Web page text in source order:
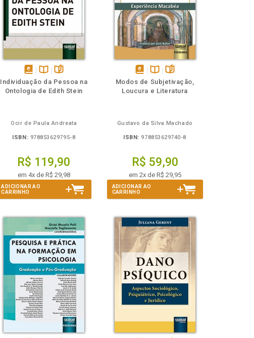
disponível
em
Disponível
na
páginas
Individuação da Pessoa na
Ontologia de Edith Stein
Ocir de Paula Andreata
ISBN: 978853629795-8
R$ 119,90
em 4x de R$ 29,98
ADICIONAR AO
CARRINHO
disponível
em
Disponível
na
páginas
Modos de Subjetivação,
Loucura e Literatura
Gustavo da Silva Machado
ISBN: 978853629740-8
R$ 59,90
em 2x de R$ 29,95
ADICIONAR AO
CARRINHO